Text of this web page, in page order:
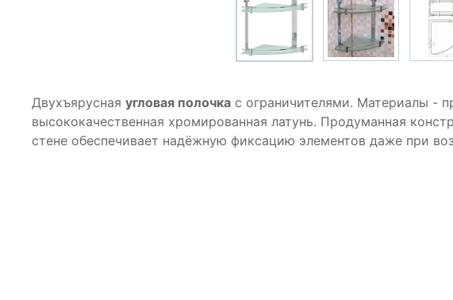
Двухъярусная угловая полочка с ограничителями. Материалы -
высококачественная хромированная латунь. Продуманная
стене обеспечивает надёжную фиксацию элементов даже при